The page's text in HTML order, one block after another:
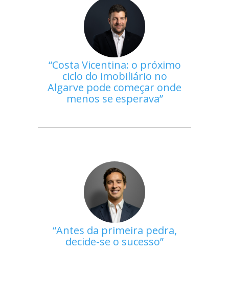
Costa Vicentina: o próximo
ciclo do imobiliário no
Algarve pode começar onde
menos se esperava
Antes da primeira pedra,
decide-se o sucesso